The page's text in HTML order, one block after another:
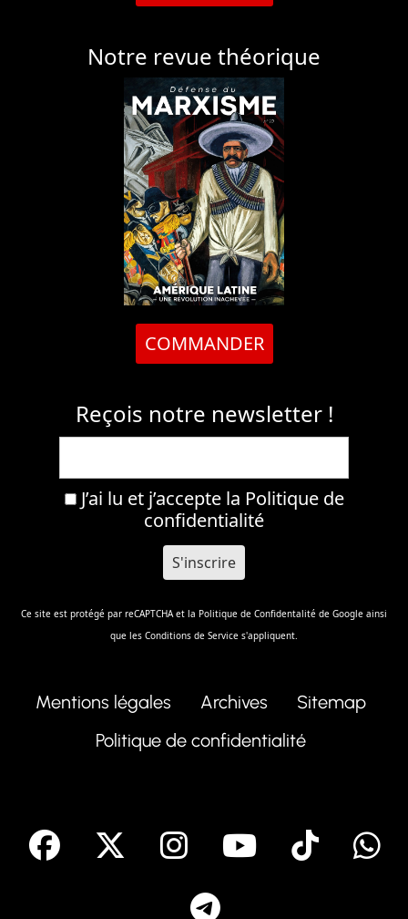
Notre revue théorique
COMMANDER
Reçois notre newsletter !
J’ai lu et j’accepte la Politique de
confidentialité
Ce site est protégé par reCAPTCHA et la Politique de Confidentalité de Google ainsi
que les Conditions de Service s'appliquent.
Mentions légales Archives
Sitemap
Politique de confidentialité
facebook Instagram
Youtube
Tik